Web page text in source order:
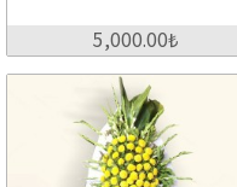
5,000.00₺